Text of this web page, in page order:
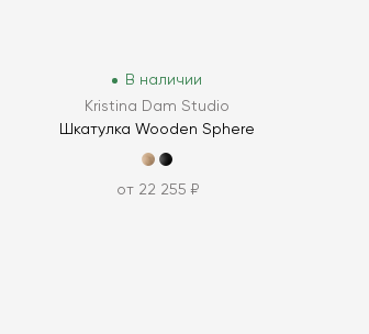
В наличии
Kristina Dam Studio
Шкатулка Wooden Sphere
от 22 255 ₽